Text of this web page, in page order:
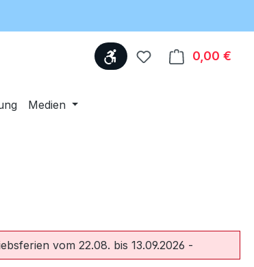
Werkzeugleiste anzeigen
Du hast 00,00 €
Medien
vom 22.08. bis 13.09.2026 -